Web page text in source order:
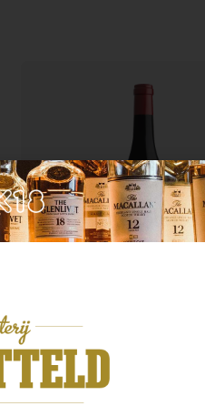
Laurent miquel Côte 136
Pech Cezarine
15,99